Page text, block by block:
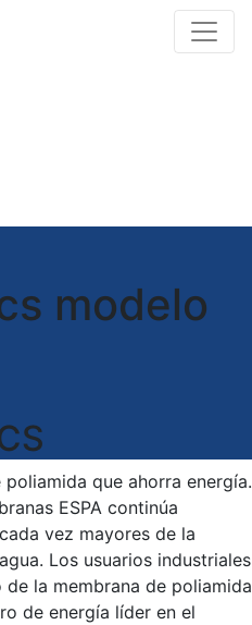
modelo
que ahorra energía.
ESPA continúa
vez mayores de la
Los usuarios industriales
la membrana de poliamida
de energía líder en el